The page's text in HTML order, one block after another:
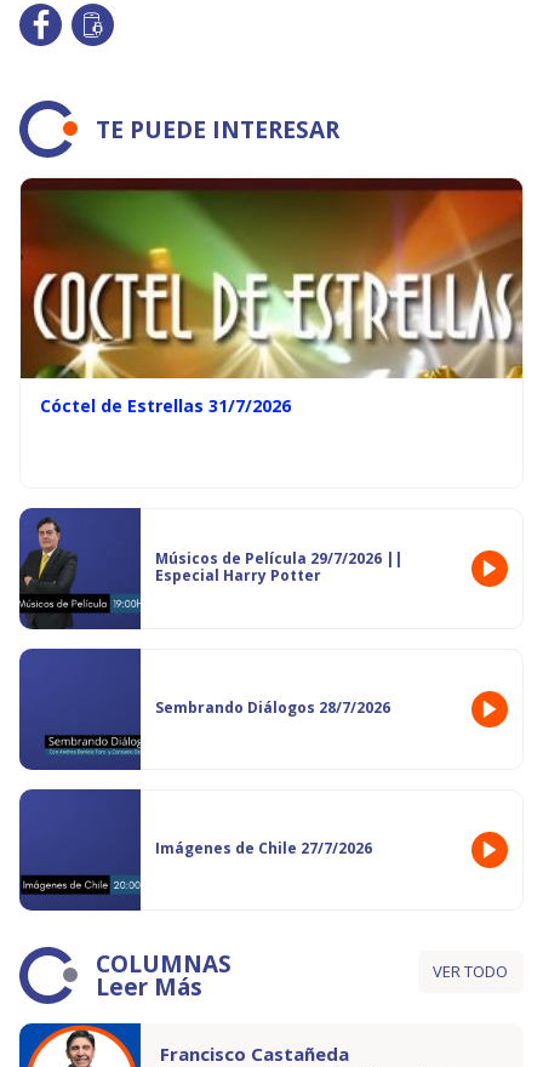
TE PUEDE INTERESAR
Cóctel de Estrellas 31/7/2026
Músicos de Película 29/7/2026 ||
Especial Harry Potter
Sembrando Diálogos 28/7/2026
Imágenes de Chile 27/7/2026
COLUMNAS
Leer Más VER TODO
Francisco Castañeda